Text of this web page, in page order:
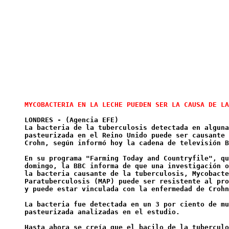
LONDRES - (Agencia EFE)
La bacteria de la tuberculosis detectada en
pasteurizada en el Reino Unido puede ser causante
Crohn, según informó hoy la cadena de televisión
En su programa "Farming Today and Countryfile",
domingo, la BBC informa de que una
la bacteria causante de la tuberculosis,
Paratuberculosis (MAP) puede ser resistente al
y puede estar vinculada con la enfermedad de
La bacteria fue detectada en un 3 por ciento de
pasteurizada analizadas en el estudio.
Hasta ahora se creía que el bacilo de la